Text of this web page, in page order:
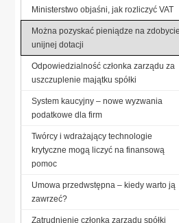
Ministerstwo objaśni, jak rozliczyć VAT
Można pozyskać pieniądze na zdobycie
unijnej dotacji
Odpowiedzialność członka zarządu za
uszczuplenie majątku spółki
System kaucyjny – nowe wyzwania
podatkowe dla firm
Twórcy i wdrażający technologie
krytyczne mogą liczyć na finansową
pomoc
Umowa przedwstępna – kiedy warto ją
zawrzeć?
Zatrudnienie członka zarządu spółki